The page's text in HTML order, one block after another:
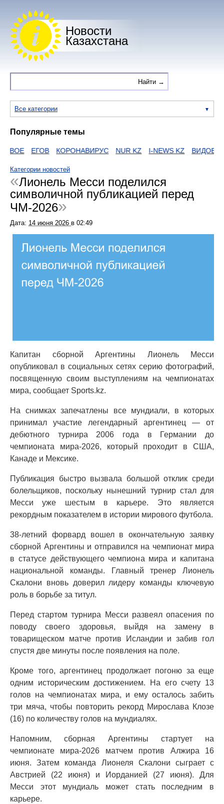
Новости
Казахстана
Все категории
Популярные темы
ЕГОВ КОРОНАВИРУС NUR KZ I-NEWS KZ ВИДОЕ
Категории новостей
Лионель Месси поделился
символичной публикацией перед
ЧМ-2026
Дата: 14 июня 2026 в 02:49
Капитан сборной Аргентины Лионель Месси
опубликовал в социальных сетях серию фотографий,
посвященную своим выступлениям на чемпионатах
мира, сообщает Sports.kz.
На снимках запечатлены все мундиали, в которых
принимал участие легендарный аргентинец — от
дебютного турнира 2006 года в Германии до
чемпионата мира-2026, который проходит в США,
Канаде и Мексике.
Публикация быстро вызвала большой отклик среди
болельщиков, поскольку нынешний турнир стал для
Месси уже шестым в карьере. Это является
рекордным показателем в истории мирового футбола.
38-летний форвард вошел в окончательную заявку
сборной Аргентины и отправился на чемпионат мира
в статусе действующего чемпиона мира и капитана
национальной команды. Главный тренер Лионель
Скалони вновь доверил лидеру команды ключевую
роль в борьбе за титул.
Перед стартом турнира Месси развеял опасения по
поводу своего здоровья, выйдя на замену в
товарищеском матче против Исландии и забив гол
спустя две минуты после появления на поле.
Кроме того, аргентинец продолжает погоню за еще
одним историческим достижением. На его счету 13
голов на чемпионатах мира, и ему осталось забить
три мяча, чтобы повторить рекорд Мирослава Клозе
(16) по количеству голов на мундиалях.
Напомним, сборная Аргентины стартует на
чемпионате мира-2026 матчем против Алжира 16
июня. Затем команда Лионеля Скалони сыграет с
Австрией (22 июня) и Иорданией (27 июня). Для
Месси этот мундиаль может стать последним в
карьере.